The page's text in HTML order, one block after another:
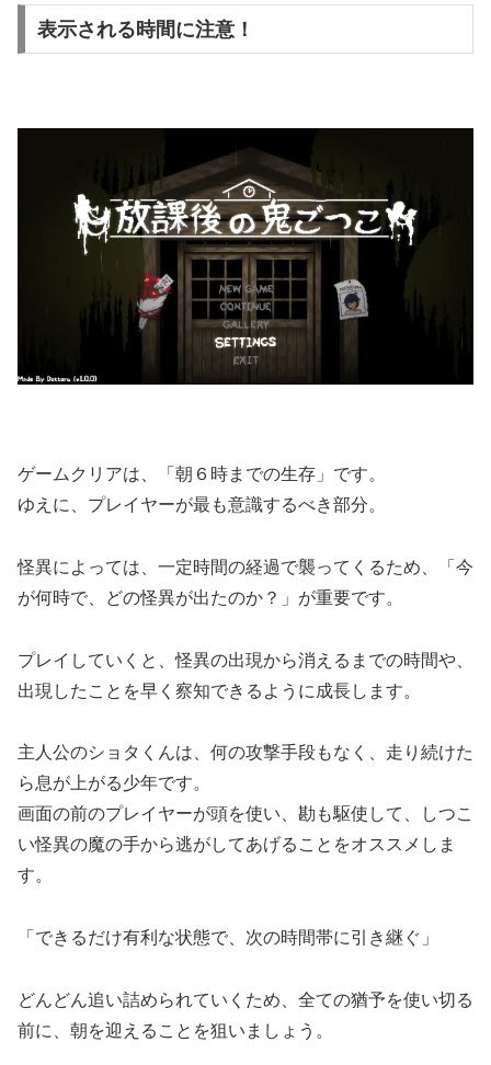
表示される時間に注意！
ゲームクリアは、「朝６時までの生存」です。
ゆえに、プレイヤーが最も意識するべき部分。
怪異によっては、一定時間の経過で襲ってくるため、「今
が何時で、どの怪異が出たのか？」が重要です。
プレイしていくと、怪異の出現から消えるまでの時間や、
出現したことを早く察知できるように成長します。
主人公のショタくんは、何の攻撃手段もなく、走り続けた
ら息が上がる少年です。
画面の前のプレイヤーが頭を使い、勘も駆使して、しつこ
い怪異の魔の手から逃がしてあげることをオススメしま
す。
「できるだけ有利な状態で、次の時間帯に引き継ぐ」
どんどん追い詰められていくため、全ての猶予を使い切る
前に、朝を迎えることを狙いましょう。